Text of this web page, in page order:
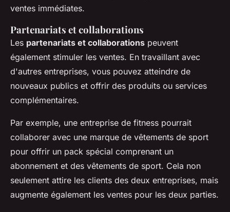
ventes immédiates.
Partenariats et collaborations
Les partenariats et collaborations peuvent
également stimuler les ventes. En travaillant avec
d'autres entreprises, vous pouvez atteindre de
nouveaux publics et offrir des produits ou services
complémentaires.
Par exemple, une entreprise de fitness pourrait
collaborer avec une marque de vêtements de sport
pour offrir un pack spécial comprenant un
abonnement et des vêtements de sport. Cela non
seulement attire les clients des deux entreprises, mais
augmente également les ventes pour les deux parties.